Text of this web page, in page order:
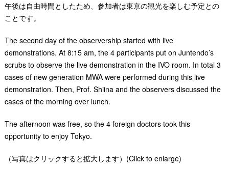
午後は自由時間としたため、参加者は東京の観光を楽しむ予定との
ことです。
The second day of the observership started with live
demonstrations. At 8:15 am, the 4 participants put on Juntendo’s
scrubs to observe the live demonstration in the IVO room. In total 3
cases of new generation MWA were performed during this live
demonstration. Then, Prof. Shiina and the observers discussed the
cases of the morning over lunch.
The afternoon was free, so the 4 foreign doctors took this
opportunity to enjoy Tokyo.
（写真はクリックすると拡大します）(Click to enlarge)